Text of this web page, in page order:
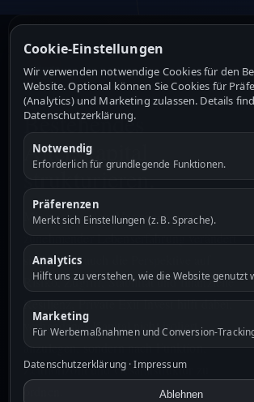
Bestehendes
Alterskapital
strukturieren.
Mit wachsendem Vermögen und
zunehmender Lebenserfahrung verändert
sich häufig auch die Perspektive auf
Risiko, Zugriff, Stabilität und finanzielle
Resilienz. Private Exit Invest hilft dabei,
vorhandenes Kapital nicht isoliert
anzulegen, sondern nach Funktion,
Zeithorizont und Gesamtstruktur zu
ordnen.
Cookie-Einstellungen
Wir verwenden notwendige Cookies für den
Website. Optional können Sie Cookies für
(Analytics) und Marketing zulassen. Details
Datenschutzerklärung.
Notwendig
Erforderlich für grundlegende Funktionen.
Präferenzen
Merkt sich Einstellungen (z. B. Sprache).
Analytics
Hilft uns zu verstehen, wie die Website genutzt
Marketing
Für Werbemaßnahmen und Conversion-
Datenschutzerklärung ·Impressum
Ablehnen